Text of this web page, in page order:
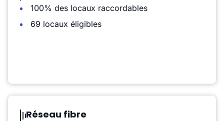
100% des locaux raccordables
69 locaux éligibles
Réseau fibre